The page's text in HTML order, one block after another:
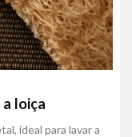
loiça
ideal para lavar a